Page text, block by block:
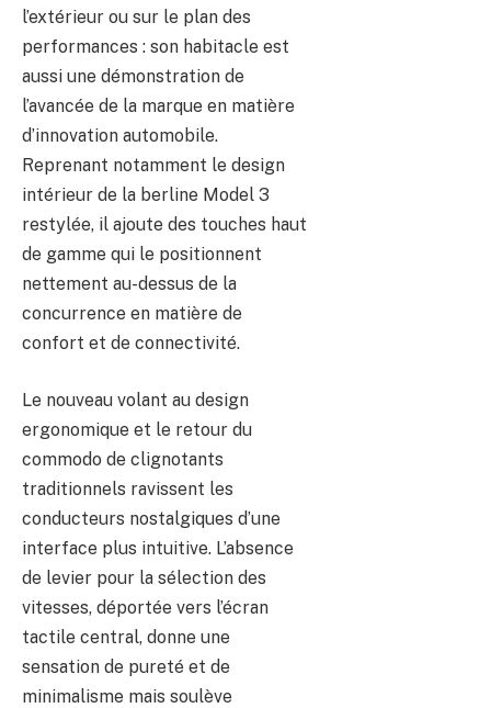
l’extérieur ou sur le plan des
performances : son habitacle est
aussi une démonstration de
l’avancée de la marque en matière
d’innovation automobile.
Reprenant notamment le design
intérieur de la berline Model 3
restylée, il ajoute des touches haut
de gamme qui le positionnent
nettement au-dessus de la
concurrence en matière de
confort et de connectivité.
Le nouveau volant au design
ergonomique et le retour du
commodo de clignotants
traditionnels ravissent les
conducteurs nostalgiques d’une
interface plus intuitive. L’absence
de levier pour la sélection des
vitesses, déportée vers l’écran
tactile central, donne une
sensation de pureté et de
minimalisme mais soulève